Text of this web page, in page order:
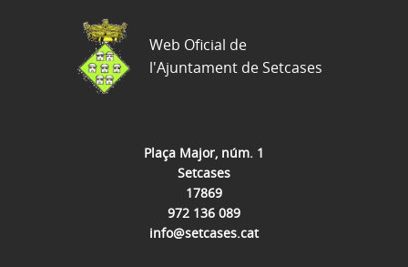
Plaça Major, núm. 1
Setcases
17869
972 136 089
info@setcases.cat
Web Oficial de
l'Ajuntament de Setcases